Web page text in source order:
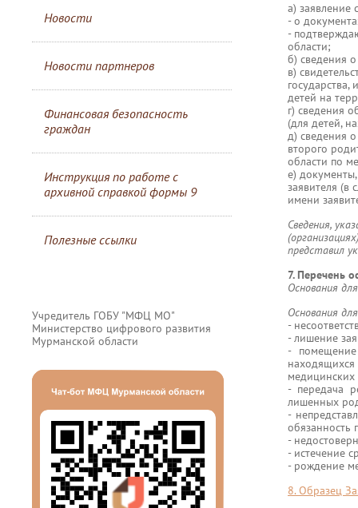
Новости
Новости партнеров
Финансовая безопасность
граждан
Инструкция по работе с
архивной справкой формы 9
Полезные ссылки
Учредитель ГОБУ "МФЦ МО"
Министерство цифрового развития
Мурманской области
а) заявление
- о
-
области;
б) сведения
в)
детей на
г) сведения
(для детей,
д) сведения
второго
области по
е)
заявителя (в
имени
Сведения,
представил
7. Перечень
Основания
Основания
-
- лишение
- помещение
медицинских
- передача
лишенных
-
обязанность
-
- истечение
- рождение
8. Образец